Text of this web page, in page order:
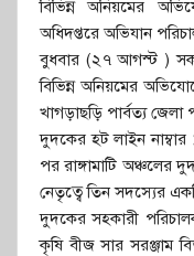
বিভিন্ন অনিয়মের
অধিদপ্তরে অভিযান
বুধবার (২৭ আগস্ট )
বিভিন্ন অনিয়মের
খাগড়াছড়ি পার্বত্য
দুদকের হট লাইন
পর রাঙ্গামাটি
নেতৃত্বে তিন সদস্যের
দুদকের সহকারী
কৃষি বীজ সার সরঞ্জাম